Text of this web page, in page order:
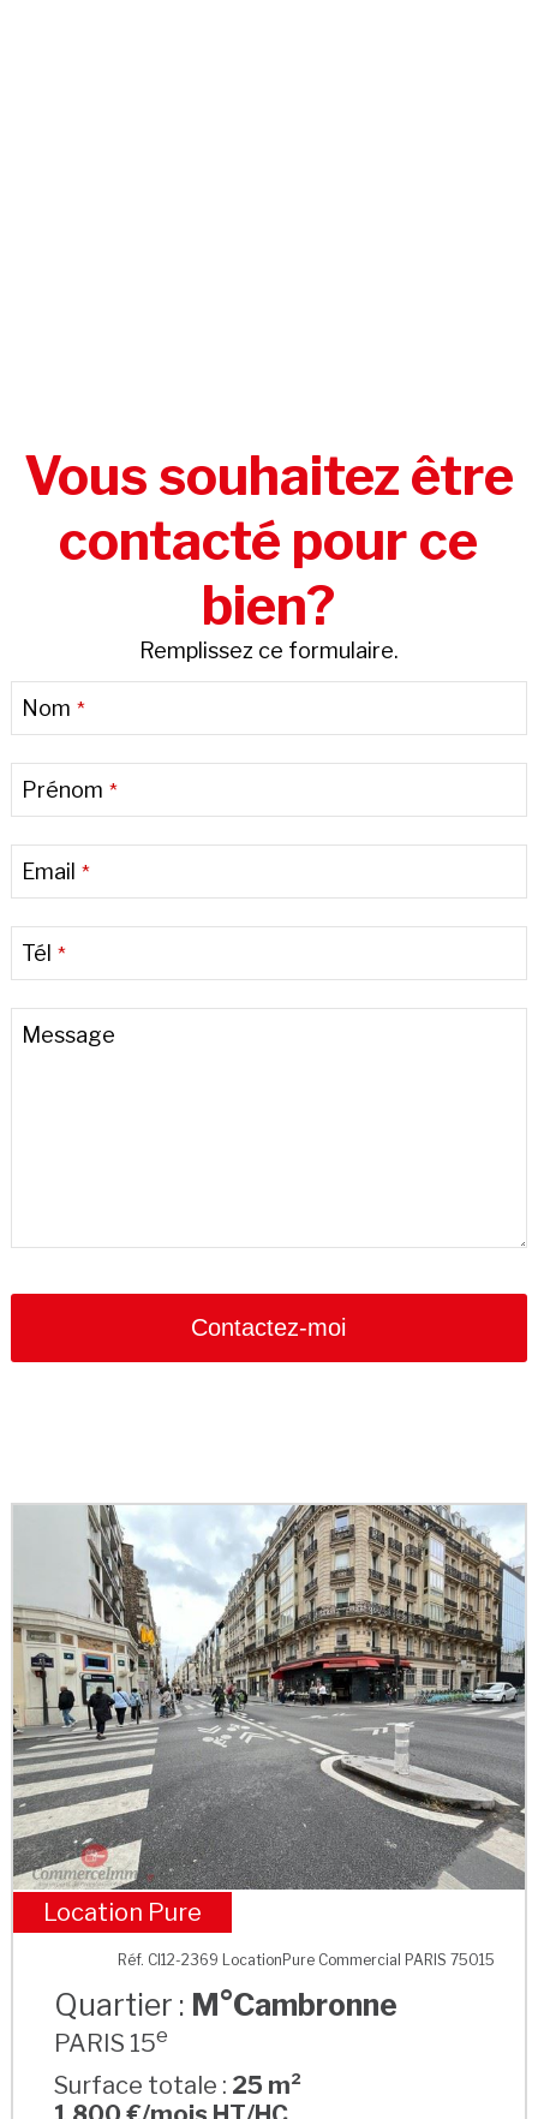
Vous souhaitez être
contacté pour ce
bien?
Remplissez ce formulaire.
Nom *
Prénom *
Email *
Tél *
Email *
Message
Contactez-moi
M°Cambronne
Location Pure
Réf. CI12-2369 LocationPure Commercial PARIS 75015
Quartier : M°Cambronne
PARIS 15e
Surface totale : 25 m²